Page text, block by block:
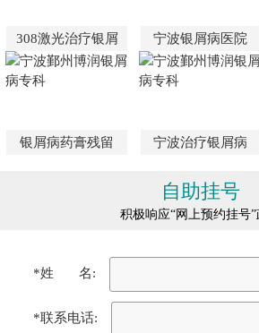
308激光治疗银屑 宁波银屑病医院
银屑病药膏残留 宁波治疗银屑病
自助挂号
积极响应“网上预约挂号
*姓 名:
*联系电话: